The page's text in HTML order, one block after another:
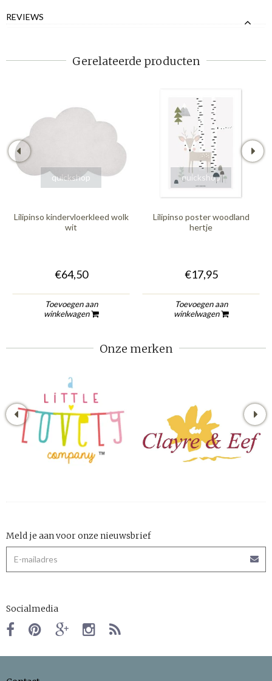
REVIEWS
Gerelateerde producten
quickshop
Lilipinso kindervloerkleed wolk
wit
€64,50
Toevoegen aan
winkelwagen
quickshop
Lilipinso poster woodland
hertje
€17,95
Toevoegen aan
winkelwagen
Onze merken
Meld je aan voor onze nieuwsbrief
Socialmedia